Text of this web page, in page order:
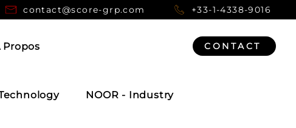
contact@score-grp.com +33-1-4338-9016
Propos CONTACT
NOOR - Industry